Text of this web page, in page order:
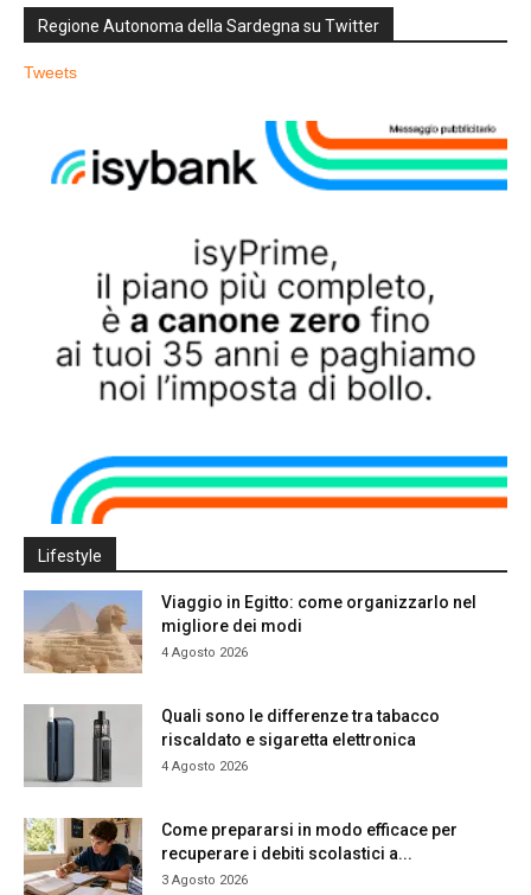
Regione Autonoma della Sardegna su Twitter
Tweets
Lifestyle
Viaggio in Egitto: come organizzarlo nel
migliore dei modi
4 Agosto 2026
Quali sono le differenze tra tabacco
riscaldato e sigaretta elettronica
4 Agosto 2026
Come prepararsi in modo efficace per
recuperare i debiti scolastici a...
3 Agosto 2026